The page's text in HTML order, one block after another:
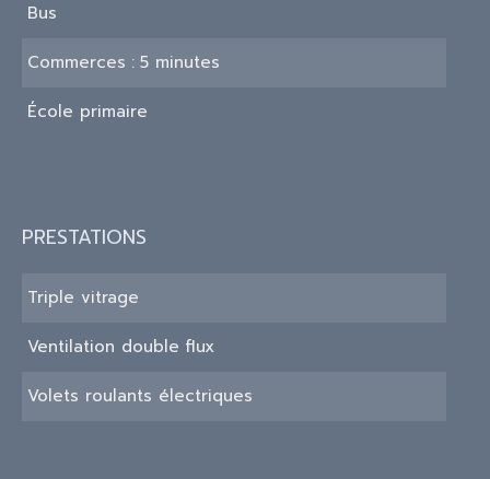
Bus
Commerces 5 minutes
École primaire
PRESTATIONS
Triple vitrage
Ventilation double flux
Volets roulants électriques